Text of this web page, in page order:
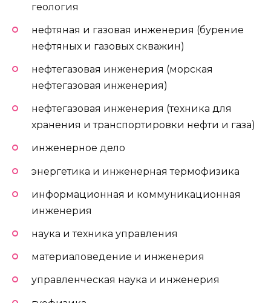
геология
нефтяная и газовая инженерия (бурение
нефтяных и газовых скважин)
нефтегазовая инженерия (морская
нефтегазовая инженерия)
нефтегазовая инженерия (техника для
хранения и транспортировки нефти и газа)
инженерное дело
энергетика и инженерная термофизика
информационная и коммуникационная
инженерия
наука и техника управления
материаловедение и инженерия
управленческая наука и инженерия